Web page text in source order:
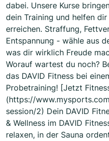
dabei. Unsere Kurse
dein Training und helfen
erreichen. Straffung,
Entspannung - wähle aus
was dir wirklich Freude
Worauf wartest du noch?
das DAVID Fitness bei
Probetraining! [Jetzt
(https://
session/2) Dein DAVID
& Wellness im DAVID
relaxen, in der Sauna